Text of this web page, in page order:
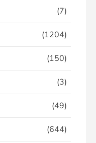
(7)
(1204)
(150)
(3)
(49)
(644)